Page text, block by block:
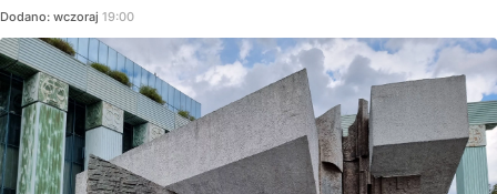
Dodano: wczoraj 19:00